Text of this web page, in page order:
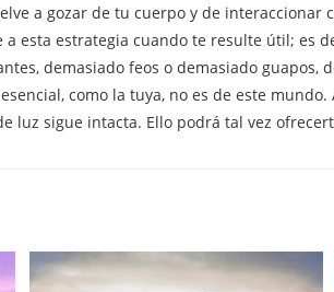
a gozar de tu cuerpo y de interaccionar
esta estrategia cuando te resulte útil; es
demasiado feos o demasiado guapos,
como la tuya, no es de este mundo.
luz sigue intacta. Ello podrá tal vez